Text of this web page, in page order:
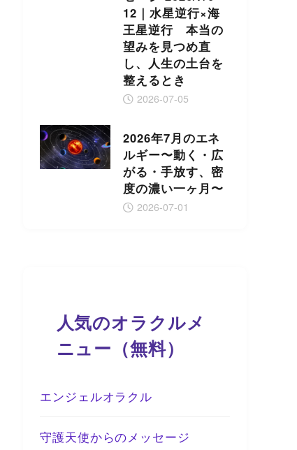
12｜水星逆行×海
王星逆行 本当の
望みを見つめ直
し、人生の土台を
整えるとき
2026-07-05
2026年7月のエネ
ルギー〜動く・広
がる・手放す、密
度の濃い一ヶ月〜
2026-07-01
人気のオラクルメ
ニュー（無料）
エンジェルオラクル
守護天使からのメッセージ